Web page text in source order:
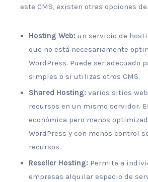
este CMS, existen otras opciones
Hosting Web: un servicio de
que no está necesariamente
WordPress. Puede ser adecuado
simples o si utilizas otros CMS.
Shared Hosting: varios sitios
recursos en un mismo servidor.
económica pero menos
WordPress y con menos control
recursos.
Reseller Hosting: Permite a
empresas alquilar espacio de